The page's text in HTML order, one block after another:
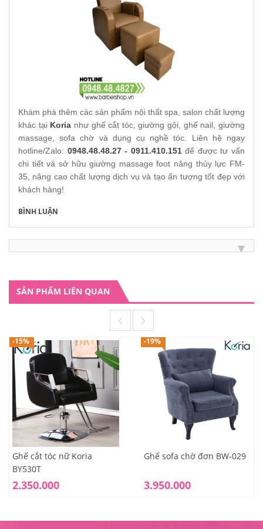
Khám phá thêm các sản phẩm nội thất spa, salon chất lượng
khác tại Koria như ghế cắt tóc, giường gội, ghế nail, giường
massage, sofa chờ và dụng cụ nghề tóc. Liên hệ ngay
hotline/Zalo: 0948.48.48.27 - 0911.410.151để được tư vấn
chi tiết và sở hữu giường massage foot nâng thủy lực FM-
35, nâng cao chất lượng dịch vụ và tạo ấn tượng tốt đẹp với
khách hàng!
BÌNH LUẬN
SẢN PHẨM LIÊN QUAN
-15%
Ghế cắt tóc nữ Koria
BY530T
2.350.000
-19%
Ghế sofa chờ đơn BW-029
3.950.000